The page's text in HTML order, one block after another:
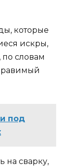
которые
искры,
словам
под
на сварку,